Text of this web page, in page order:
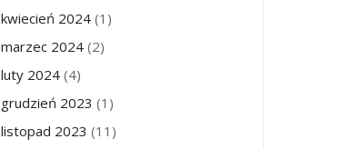
kwiecień 2024 (1)
marzec 2024 (2)
luty 2024 (4)
grudzień 2023 (1)
listopad 2023 (11)